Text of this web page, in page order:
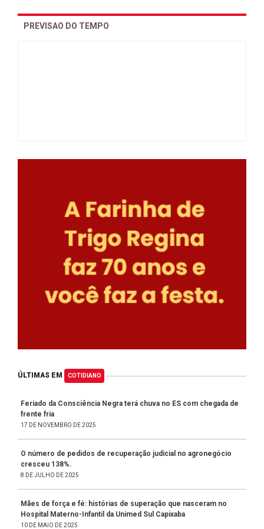
PREVISAO DO TEMPO
ÚLTIMAS EM COTIDIANO
Feriado da Consciência Negra terá chuva no ES com chegada de
frente fria
17 DE NOVEMBRO DE 2025
O número de pedidos de recuperação judicial no agronegócio
cresceu 138%.
8 DE JULHO DE 2025
Mães de força e fé: histórias de superação que nasceram no
Hospital Materno-Infantil da Unimed Sul Capixaba
10 DE MAIO DE 2025